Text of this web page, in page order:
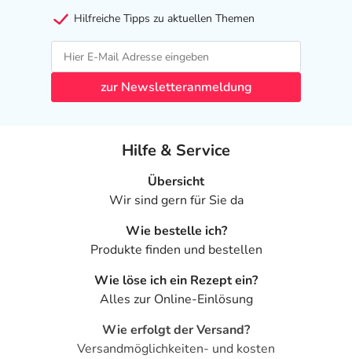
Hilfreiche Tipps zu aktuellen Themen
zur Newsletteranmeldung
Hilfe & Service
Übersicht
Wir sind gern für Sie da
Wie bestelle ich?
Produkte finden und bestellen
Wie löse ich ein Rezept ein?
Alles zur Online-Einlösung
Wie erfolgt der Versand?
Versandmöglichkeiten- und kosten